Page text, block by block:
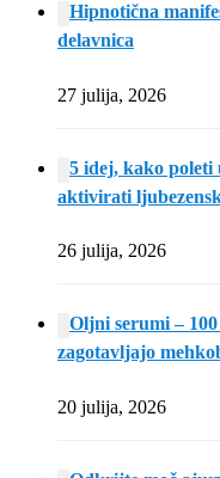
Hipnotična
delavnica
27 julija, 2026
5 idej, kako
aktivirati
26 julija, 2026
Oljni serumi –
zagotavljajo
20 julija, 2026